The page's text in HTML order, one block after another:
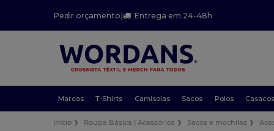
Pedir orçamento| Entrega em 24-48h
Marcas T-Shirts Camisolas Sacos Polos
Início Roupa Básica | Acessórios Sacos e mochilas